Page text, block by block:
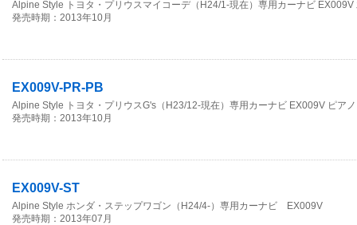
Alpine Style トヨタ・プリウスマイコーデ（H24/1-現在）専用カーナビ EX009V
発売時期：2013年10月
EX009V-PR-PB
Alpine Style トヨタ・プリウスG's（H23/12-現在）専用カーナビ EX009V ピア
発売時期：2013年10月
EX009V-ST
Alpine Style ホンダ・ステップワゴン（H24/4-）専用カーナビ EX009V
発売時期：2013年07月